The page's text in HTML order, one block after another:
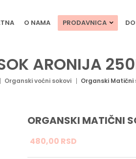
O NAMA PRODAVNICA
ARONIJA
Organski voćni sokovi Organski Matični
ORGANSKI MATIČNI
480,00 RSD